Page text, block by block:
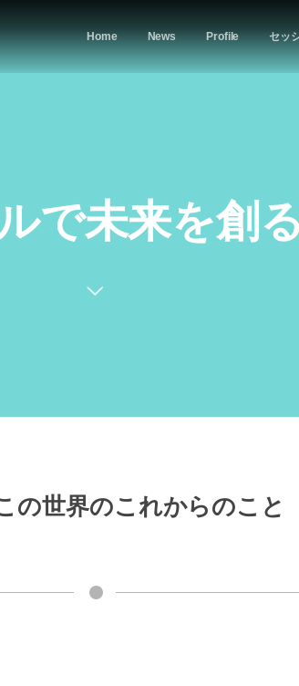
Home News Profile セッ
で未来を創
の世界のこれからのこと